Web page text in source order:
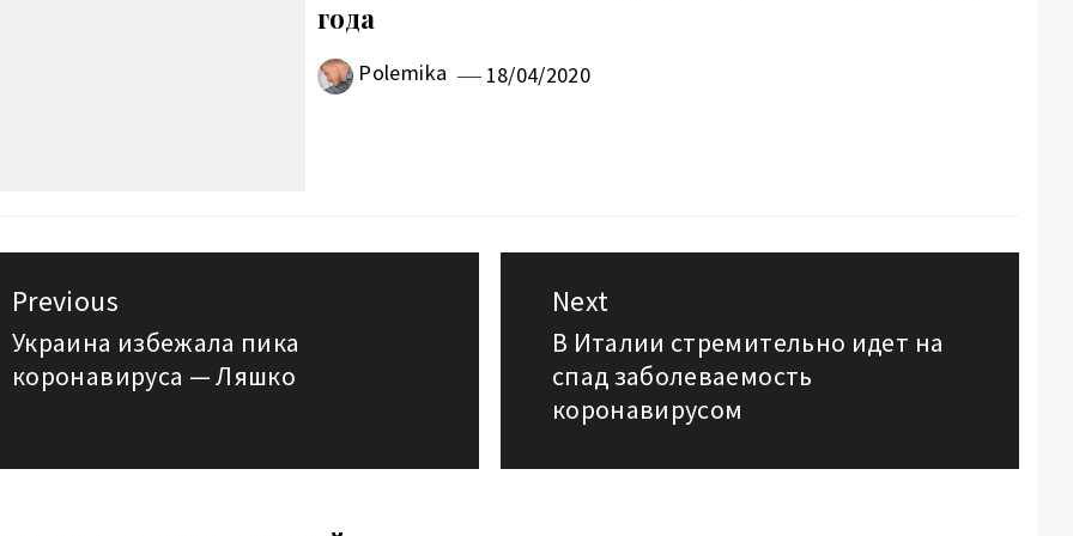
года
Polemika 18/04/2020
Previous
Previous
post:
Украина избежала пика
коронавируса — Ляшко
Next
Next
post:
В Италии стремительно идет на
спад заболеваемость
коронавирусом